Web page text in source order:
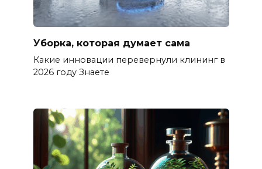
Уборка, которая думает сама
Какие инновации перевернули клининг в
2026 году Знаете